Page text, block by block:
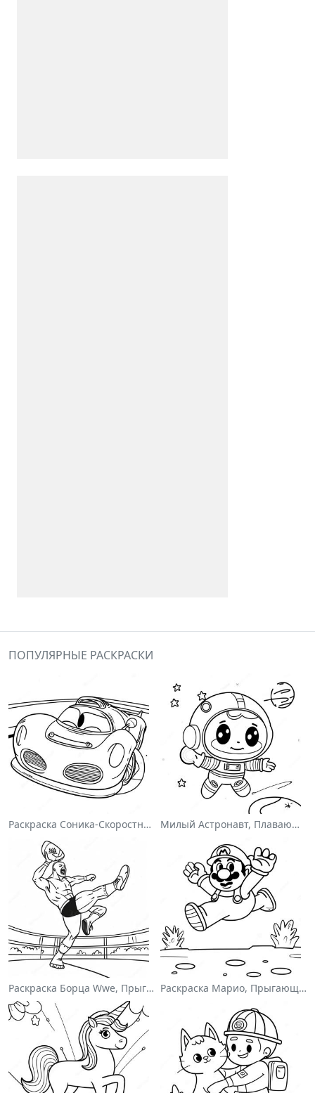
ПОПУЛЯРНЫЕ РАСКРАСКИ
Раскраска Соника-Скоростного Гонщика Милый Астронавт, Плавающий В Космосе На Раскраске
Раскраска Борца Wwe, Прыгающего На Соперника Раскраска Марио, Прыгающего Через Гумбасов